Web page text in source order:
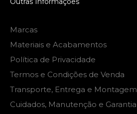
Marcas
Materiais e Acabamentos
Política de Privacidade
Termos e Condições de Venda
Transporte, Entrega e Montagem
Cuidados, Manutenção e Garantia